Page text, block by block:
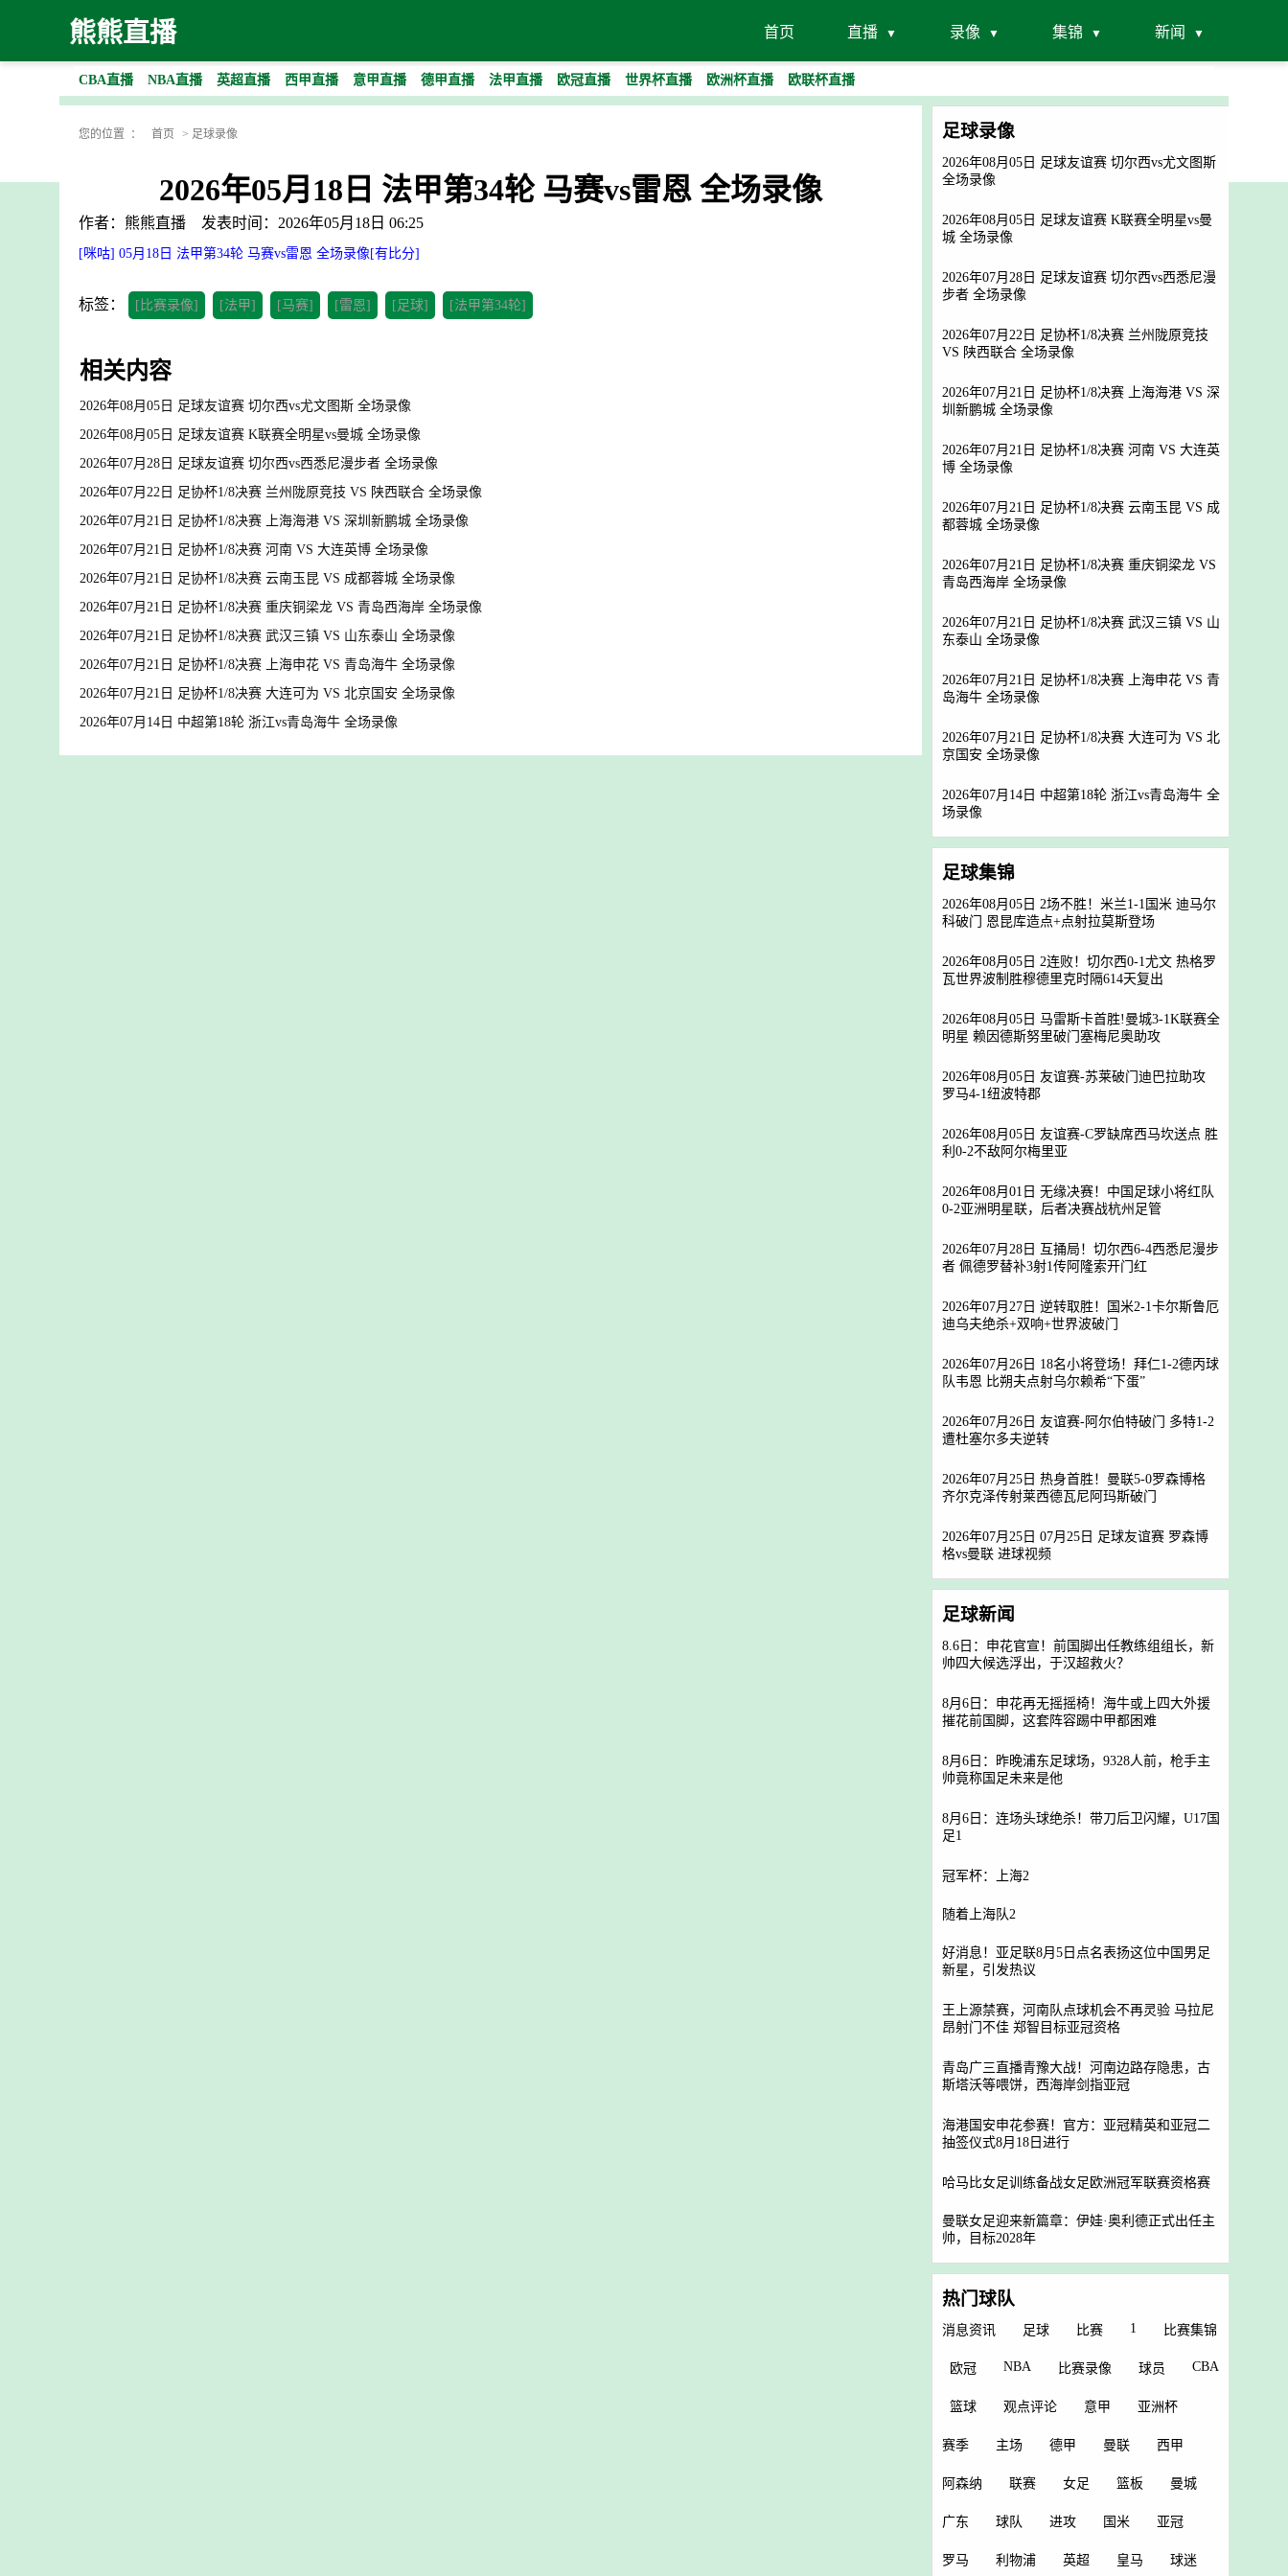
熊熊直播 首页 直播 录像 集锦 新闻
CBA直播 NBA直播 英超直播 西甲直播 意甲直播 德甲直播 法甲直播 欧冠直播 世界杯直播 欧洲杯直播 欧联杯直播
您的位置 ： 首页 > 足球录像
2026年05月18日 法甲第34轮 马赛vs雷恩 全场录像
作者：熊熊直播 发表时间：2026年05月18日 06:25
[咪咕] 05月18日 法甲第34轮 马赛vs雷恩 全场录像[有比分]
标签： [比赛录像] [法甲] [马赛] [雷恩] [足球] [法甲第34轮]
相关内容
2026年08月05日 足球友谊赛 切尔西vs尤文图斯 全场录像
2026年08月05日 足球友谊赛 K联赛全明星vs曼城 全场录像
2026年07月28日 足球友谊赛 切尔西vs西悉尼漫步者 全场录像
2026年07月22日 足协杯1/8决赛 兰州陇原竞技 VS 陕西联合 全场录像
2026年07月21日 足协杯1/8决赛 上海海港 VS 深圳新鹏城 全场录像
2026年07月21日 足协杯1/8决赛 河南 VS 大连英博 全场录像
2026年07月21日 足协杯1/8决赛 云南玉昆 VS 成都蓉城 全场录像
2026年07月21日 足协杯1/8决赛 重庆铜梁龙 VS 青岛西海岸 全场录像
2026年07月21日 足协杯1/8决赛 武汉三镇 VS 山东泰山 全场录像
2026年07月21日 足协杯1/8决赛 上海申花 VS 青岛海牛 全场录像
2026年07月21日 足协杯1/8决赛 大连可为 VS 北京国安 全场录像
2026年07月14日 中超第18轮 浙江vs青岛海牛 全场录像
足球录像
2026年08月05日 足球友谊赛 切尔西vs尤文图斯
全场录像
2026年08月05日 足球友谊赛 K联赛全明星vs曼
城 全场录像
2026年07月28日 足球友谊赛 切尔西vs西悉尼漫
步者 全场录像
2026年07月22日 足协杯1/8决赛 兰州陇原竞技
VS 陕西联合 全场录像
2026年07月21日 足协杯1/8决赛 上海海港 VS 深
圳新鹏城 全场录像
2026年07月21日 足协杯1/8决赛 河南 VS 大连英
博 全场录像
2026年07月21日 足协杯1/8决赛 云南玉昆 VS 成
都蓉城 全场录像
2026年07月21日 足协杯1/8决赛 重庆铜梁龙 VS
青岛西海岸 全场录像
2026年07月21日 足协杯1/8决赛 武汉三镇 VS 山
东泰山 全场录像
2026年07月21日 足协杯1/8决赛 上海申花 VS 青
岛海牛 全场录像
2026年07月21日 足协杯1/8决赛 大连可为 VS 北
京国安 全场录像
2026年07月14日 中超第18轮 浙江vs青岛海牛 全
场录像
足球集锦
2026年08月05日 2场不胜！米兰1-1国米 迪马尔
科破门 恩昆库造点+点射拉莫斯登场
2026年08月05日 2连败！切尔西0-1尤文 热格罗
瓦世界波制胜穆德里克时隔614天复出
2026年08月05日 马雷斯卡首胜!曼城3-1K联赛全
明星 赖因德斯努里破门塞梅尼奥助攻
2026年08月05日 友谊赛-苏莱破门迪巴拉助攻
罗马4-1纽波特郡
2026年08月05日 友谊赛-C罗缺席西马坎送点 胜
利0-2不敌阿尔梅里亚
2026年08月01日 无缘决赛！中国足球小将红队
0-2亚洲明星联，后者决赛战杭州足管
2026年07月28日 互捅局！切尔西6-4西悉尼漫步
者 佩德罗替补3射1传阿隆索开门红
2026年07月27日 逆转取胜！国米2-1卡尔斯鲁厄
迪乌夫绝杀+双响+世界波破门
2026年07月26日 18名小将登场！拜仁1-2德丙球
队韦恩 比朔夫点射乌尔赖希“下蛋”
2026年07月26日 友谊赛-阿尔伯特破门 多特1-2
遭杜塞尔多夫逆转
2026年07月25日 热身首胜！曼联5-0罗森博格
齐尔克泽传射莱西德瓦尼阿玛斯破门
2026年07月25日 07月25日 足球友谊赛 罗森博
格vs曼联 进球视频
足球新闻
8.6日：申花官宣！前国脚出任教练组组长，新
帅四大候选浮出，于汉超救火？
8月6日：申花再无摇摇椅！海牛或上四大外援
摧花前国脚，这套阵容踢中甲都困难
8月6日：昨晚浦东足球场，9328人前，枪手主
帅竟称国足未来是他
8月6日：连场头球绝杀！带刀后卫闪耀，U17国
足1
冠军杯：上海2
随着上海队2
好消息！亚足联8月5日点名表扬这位中国男足
新星，引发热议
王上源禁赛，河南队点球机会不再灵验 马拉尼
昂射门不佳 郑智目标亚冠资格
青岛广三直播青豫大战！河南边路存隐患，古
斯塔沃等喂饼，西海岸剑指亚冠
海港国安申花参赛！官方：亚冠精英和亚冠二
抽签仪式8月18日进行
哈马比女足训练备战女足欧洲冠军联赛资格赛
曼联女足迎来新篇章：伊娃·奥利德正式出任主
帅，目标2028年
热门球队
消息资讯 足球 比赛 1 比赛集锦
欧冠 NBA 比赛录像 球员 CBA
篮球 观点评论 意甲 亚洲杯
赛季 主场 德甲 曼联 西甲
阿森纳 联赛 女足 篮板 曼城
广东 球队 进攻 国米 亚冠
罗马 利物浦 英超 皇马 球迷